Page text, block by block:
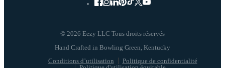
© 2026 Eezy LLC Tous droits réservés
Conditions d’utilisation
Politique de confidentialité